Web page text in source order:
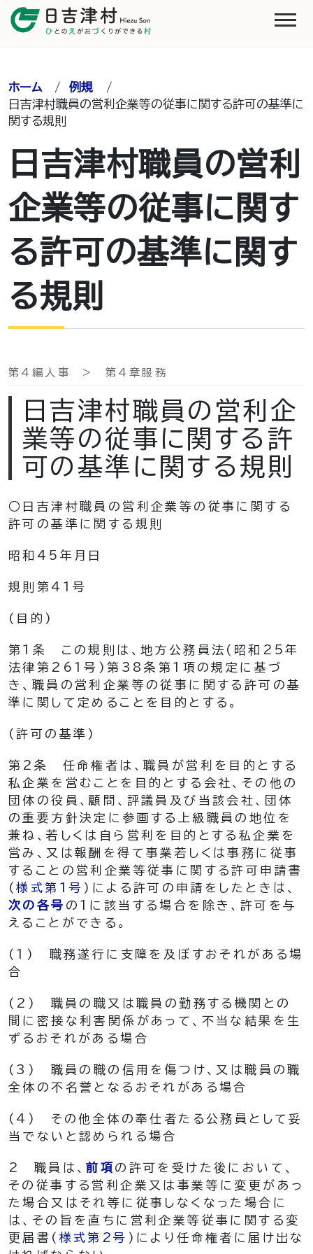
ホーム /例規 /
日吉津村職員の営利企業等の従事に関する許可の基準に
関する規則
日吉津村職員の営利
企業等の従事に関す
る許可の基準に関す
る規則
第4編人事 > 第4章服務
日吉津村職員の営利企
業等の従事に関する許
可の基準に関する規則
○日吉津村職員の営利企業等の従事に関する
許可の基準に関する規則
昭和45年月日
規則第41号
(目的)
第1条 この規則は、地方公務員法 (昭和25年
法律第261号)第38条第1項の規定に基づ
き、職員の営利企業等の従事に関する許可の基
準に関して定めることを目的とする。
(許可の基準)
第2条
任命権者は、職員が営利を目的とする
私企業を営むことを目的とする会社、その他の
団体の役員、顧問、評議員及び当該会社、団体
の重要方針決定に参画する上級職員の地位を
兼ね、若しくは自ら営利を目的とする私企業を
営み、又は報酬を得て事業若しくは事務に従事
することの営利企業等従事に関する許可申請書
(様式第1号 ) による許可の申請をしたときは、
次の各号 の1に該当する場合を除き、許可を与
えることができる。
(1)
職務遂行に支障を及ぼすおそれがある場
合
(2)
職員の職又は職員の勤務する機関との
間に密接な利害関係があって、不当な結果を生
ずるおそれがある場合
(3)
職員の職の信用を傷つけ、又は職員の職
全体の不名誉となるおそれがある場合
(4)
その他全体の奉仕者たる公務員として妥
当でないと認められる場合
2 職員は、前項 の許可を受けた後において、
その従事する営利企業又は事業等に変更があっ
た場合又はそれ等に従事しなくなった場合に
は、その旨を直ちに営利企業等従事に関する変
更届書 ( 様式第2号 ) により任命権者に届け出な